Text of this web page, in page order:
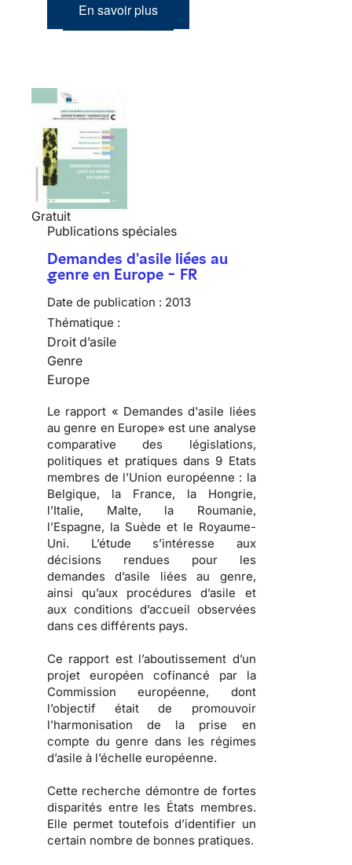
En savoir plus
Gratuit
Publications spéciales
Demandes d'asile liées au
genre en Europe - FR
Date de publication : 2013
Thématique :
Droit d’asile
Genre
Europe
Le rapport « Demandes d'asile liées
au genre en Europe» est une analyse
comparative des législations,
politiques et pratiques dans 9 Etats
membres de l’Union européenne : la
Belgique, la France, la Hongrie,
l’Italie, Malte, la Roumanie,
l’Espagne, la Suède et le Royaume-
Uni. L’étude s’intéresse aux
décisions rendues pour les
demandes d’asile liées au genre,
ainsi qu’aux procédures d’asile et
aux conditions d’accueil observées
dans ces différents pays.
Ce rapport est l’aboutissement d’un
projet européen cofinancé par la
Commission européenne, dont
l’objectif était de promouvoir
l’harmonisation de la prise en
compte du genre dans les régimes
d’asile à l’échelle européenne.
Cette recherche démontre de fortes
disparités entre les États membres.
Elle permet toutefois d’identifier un
certain nombre de bonnes pratiques.